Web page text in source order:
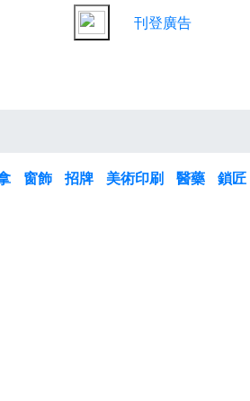
刊登廣告
窗飾 招牌 美術印刷 醫藥 鎖匠